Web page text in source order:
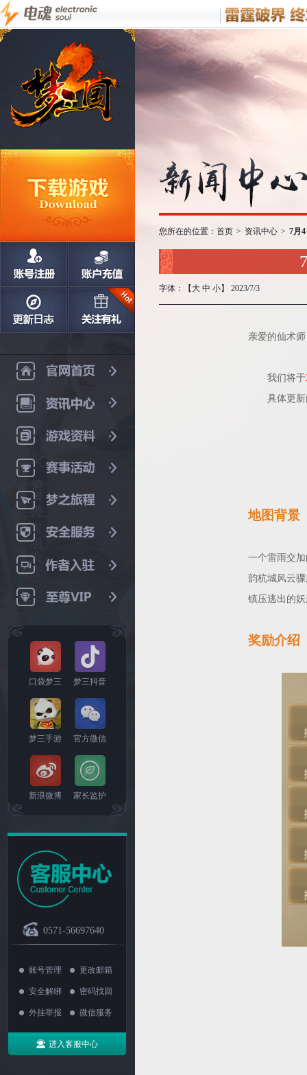
口袋梦三 梦三抖音
梦三手游 官方微信
新浪微博 家长监护
0571-56697640
账号管理 更改邮箱
安全解绑 密码找回
外挂举报 微信服务
进入客服中心
您所在的位置： 首页 > 资讯中心 > 7月
字体：【 大 中 小】 2023/7/3
亲爱的仙术
我们将于
具体更新
地图背景
一个雷雨交
韵杭城风云
镇压逃出的
奖励介绍